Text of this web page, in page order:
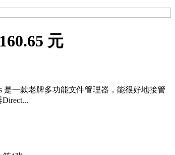
元
是一款老牌多功能文件管理器，能很好地接管